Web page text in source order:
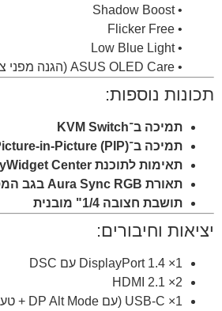
• Shadow Boost
• Flicker Free
• Low Blue Light
• ASUS OLED Care (הגנה מפני צריבה)
תכונות נוספות:
תמיכה ב־KVM Switch
תמיכה ב־Picture-in-Picture (PIP)
תאימות לתוכנת DisplayWidget Center
תאורת Aura Sync RGB בגב המסך
תושבת חצובה 1/4" מובנית
יציאות וחיבורים:
1× ‎DisplayPort 1.4 עם DSC
2× ‎HDMI 2.1
1× ‎USB-C (עם DP Alt Mode + טעינה 90W)